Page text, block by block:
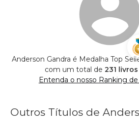
Anderson Gandra é Medalha Top
com um total de 231
Entenda o nosso Ranking
Outros Títulos de